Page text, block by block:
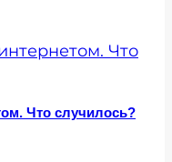
Что случилось?